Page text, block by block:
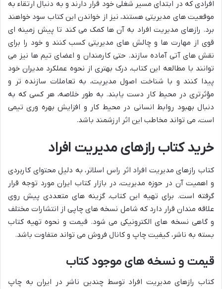
افرادی که در ابتدای مسیر شغلی خود قرار دارند و به دنبال ارتقاء به
موقعیت های مدیریتی هستند، نیز از خواندن این کتاب سود خواهند
برد. رازهای مدیریت افراد به آن ها کمک می کند تا پیش زمینه ای
قوی از مهارت ها و چالش های مدیریتی کسب کنند و خود را برای
نقش های آتی آماده سازند. حتی کارمندان و اعضای تیم ها نیز می
توانند با مطالعه این کتاب، درک بهتری از نحوه عملکرد مدیران خود
پیدا کنند و با شناخت اصول مدیریت، به تعاملات سازنده تر و
مؤثرتری در محیط کار دست یابند. به طور خلاصه، هر کسی که به
دنبال بهبود روابط انسانی در محیط کار و افزایش بهره وری تیمی
است، می تواند مخاطب این اثر ارزشمند باشد.
خرید کتاب رازهای مدیریت افراد
کتاب رازهای مدیریت افراد اثر راس اسلاتر، به دلیل محتوای کاربردی
و اهمیت آن در حوزه مدیریت، در بازار کتاب ایران مورد توجه قرار
گرفته است. برای تهیه این کتاب، گزینه های متعددی پیش روی
علاقه مندان قرار دارد که شامل نسخه های چاپی از انتشارات مختلف
و گاهی نسخه های الکترونیکی می شود. قیمت و نحوه تهیه کتاب
بسته به ناشر، کیفیت چاپ و کانال فروش می تواند متفاوت باشد.
قیمت و نسخه های موجود کتاب
کتاب رازهای مدیریت افراد توسط چندین ناشر در ایران به چاپ